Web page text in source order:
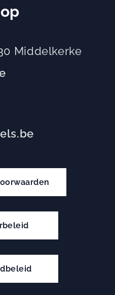
Middelkerke